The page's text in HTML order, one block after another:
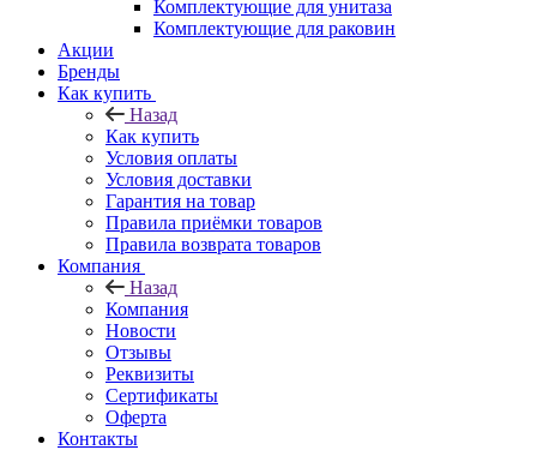
Комплектующие для унитаза
Комплектующие для раковин
Акции
Бренды
Как купить
Назад
Как купить
Условия оплаты
Условия доставки
Гарантия на товар
Правила приёмки товаров
Правила возврата товаров
Компания
Назад
Компания
Новости
Отзывы
Реквизиты
Сертификаты
Оферта
Контакты